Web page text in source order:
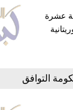
عشرة
التوافق